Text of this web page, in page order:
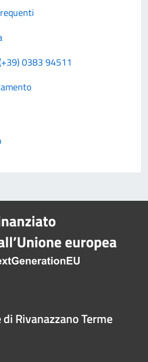
0383 94511
Rivanazzano Terme